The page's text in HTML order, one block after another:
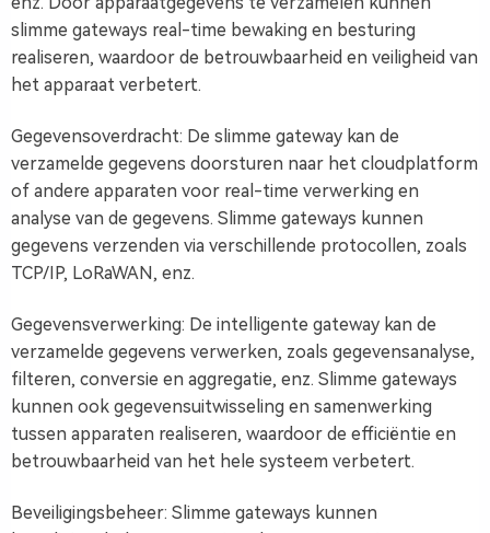
slimme gateways real-time bewaking en besturing
realiseren, waardoor de betrouwbaarheid en veiligheid van
het apparaat verbetert.
Gegevensoverdracht: De slimme gateway kan de
verzamelde gegevens doorsturen naar het cloudplatform
of andere apparaten voor real-time verwerking en
analyse van de gegevens. Slimme gateways kunnen
gegevens verzenden via verschillende protocollen, zoals
TCP/IP, LoRaWAN, enz.
Gegevensverwerking: De intelligente gateway kan de
verzamelde gegevens verwerken, zoals gegevensanalyse,
filteren, conversie en aggregatie, enz. Slimme gateways
kunnen ook gegevensuitwisseling en samenwerking
tussen apparaten realiseren, waardoor de efficiëntie en
betrouwbaarheid van het hele systeem verbetert.
Beveiligingsbeheer: Slimme gateways kunnen